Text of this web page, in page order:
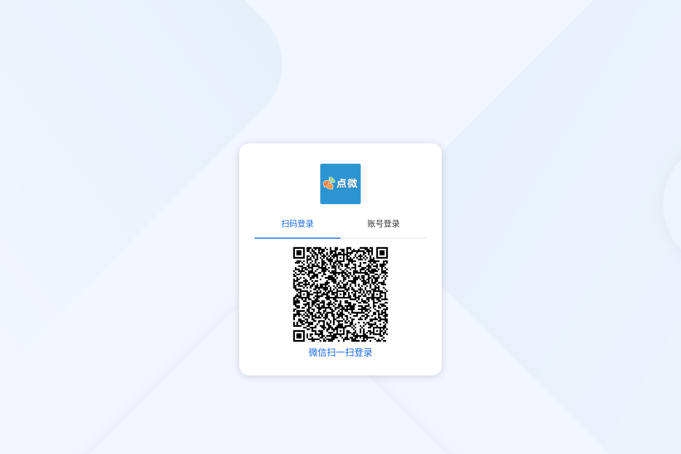
扫码登录 账号登录
微信扫一扫登录